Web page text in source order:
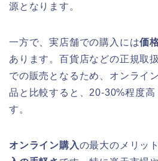
源となります。
一方で、実店舗での購入には価
あります。百貨店などの正規取
での販売となるため、オンライ
品と比較すると、20-30%程度高
す。
オンライン購入の最大のメリット